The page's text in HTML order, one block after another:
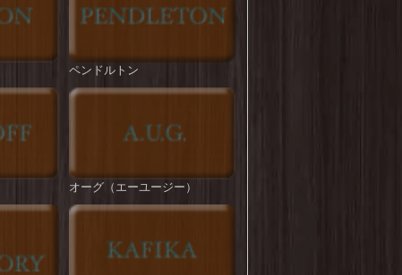
した！
TROUSERSを更新しました！
HOUSTON : French Army M-47 Pantsを更新し
melple : Venice Trousersを更新しました！
melple : Tomcat Relax Pants を更新しました！
ROKX : TIDE ONを更新しました！
新しました！
ペンドルトン
オーグ（エーユージー）